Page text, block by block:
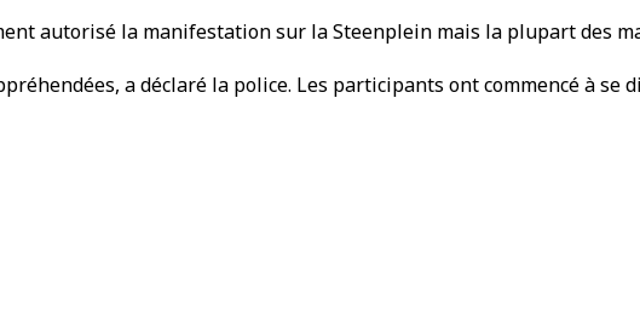
autorisé la manifestation sur la Steenplein mais la plupart des
a déclaré la police. Les participants ont commencé à se